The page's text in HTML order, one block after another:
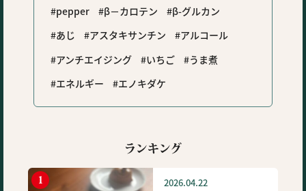
pepper
β－カロテン
β-グルカン
あじ
アスタキサンチン
アルコール
アンチエイジング
いちご
うま煮
エネルギー
エノキダケ
ランキング
2026.04.22